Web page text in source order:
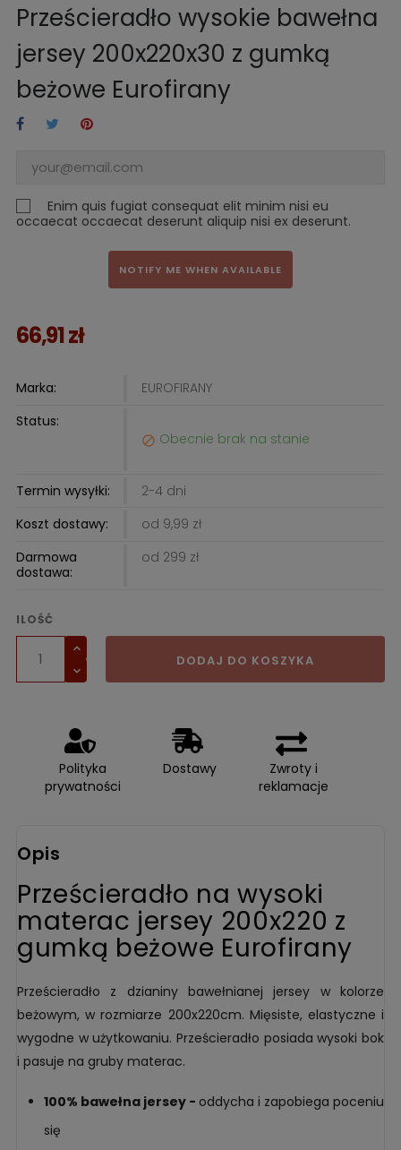
Prześcieradło wysokie bawełna
jersey 200x220x30 z gumką
beżowe Eurofirany
Enim quis fugiat consequat elit minim nisi eu
occaecat occaecat deserunt aliquip nisi ex deserunt.
NOTIFY ME WHEN AVAILABLE
66,91 zł
Marka:
EUROFIRANY
Status:
 Obecnie brak na stanie
Termin wysyłki:
2-4 dni
Koszt dostawy:
od 9,99 zł
Darmowa
dostawa:
od 299 zł
ILOŚĆ
DODAJ DO KOSZYKA
Polityka
prywatności
Dostawy
Zwroty i
reklamacje
Opis
Prześcieradło na wysoki
materac jersey 200x220 z
gumką beżowe Eurofirany
Prześcieradło z dzianiny bawełnianej jersey w kolorze
beżowym, w rozmiarze 200x220cm. Mięsiste, elastyczne i
wygodne w użytkowaniu. Prześcieradło posiada wysoki bok
i pasuje na gruby materac.
100% bawełna jersey - oddycha i zapobiega poceniu
się